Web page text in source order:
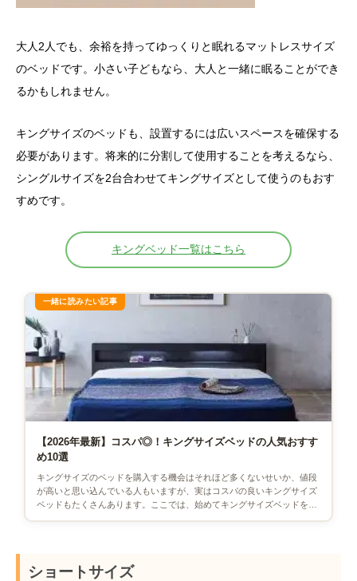
大人2人でも、余裕を持ってゆっくりと眠れるマットレスサイズ
のベッドです。小さい子どもなら、大人と一緒に眠ることができ
るかもしれません。
キングサイズのベッドも、設置するには広いスペースを確保する
必要があります。将来的に分割して使用することを考えるなら、
シングルサイズを2台合わせてキングサイズとして使うのもおす
すめです。
キングベッド一覧はこちら
【2026年最新】コスパ◎！キングサイズベッドの人気おすす
め10選
キングサイズのベッドを購入する機会はそれほど多くないせいか、値段
が高いと思い込んでいる人もいますが、実はコスパの良いキングサイズ
ベッドもたくさんあります。ここでは、始めてキングサイズベッドを購
ショートサイズ